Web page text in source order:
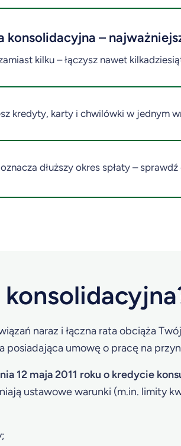
konsolidacyjna –
kilku – łączysz nawet
kredyty, karty i chwilówki w jednym
dłuższy okres spłaty –
naraz i łączna rata obciąża
umowę o pracę na
12 maja 2011 roku o kredycie
ustawowe warunki (m.in. limity